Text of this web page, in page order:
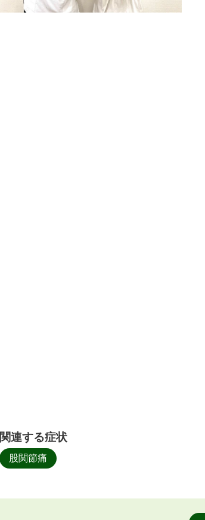
関連する症状
股関節痛